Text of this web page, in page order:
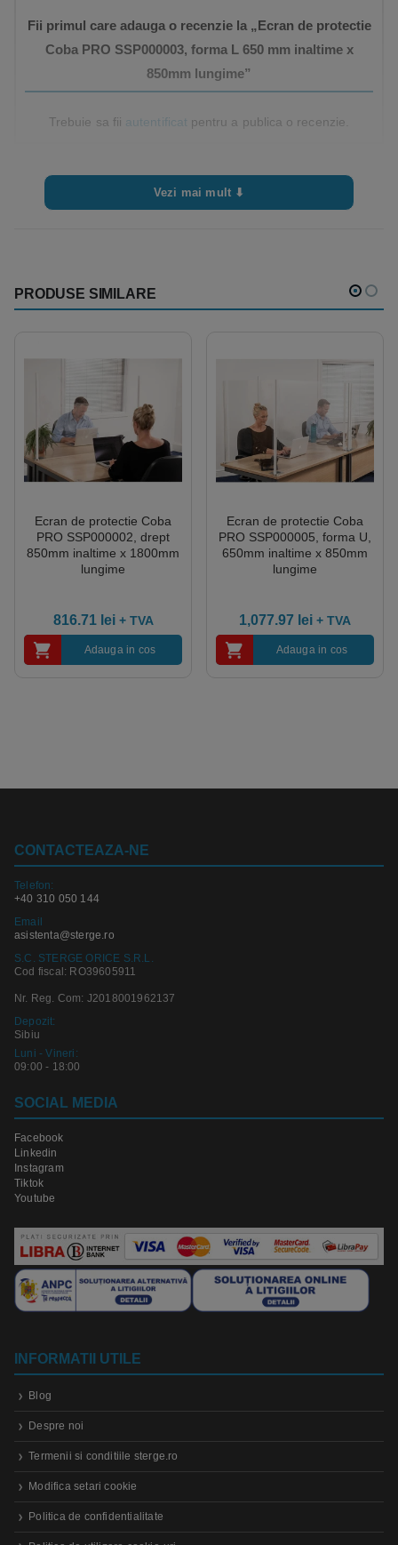
Fii primul care adauga o recenzie la „Ecran de protectie
Coba PRO SSP000003, forma L 650 mm inaltime x
850mm lungime”
Trebuie sa fii autentificat pentru a publica o recenzie.
Vezi mai mult ⬇
PRODUSE SIMILARE
Ecran de protectie Coba
PRO SSP000002, drept
850mm inaltime x 1800mm
lungime
816.71 lei + TVA
Adauga in cos
Ecran de protectie Coba
PRO SSP000005, forma U,
650mm inaltime x 850mm
lungime
1,077.97 lei + TVA
Adauga in cos
CONTACTEAZA-NE
Telefon:
+40 310 050 144
Email
asistenta@sterge.ro
S.C. STERGE ORICE S.R.L.
Cod fiscal: RO39605911
Nr. Reg. Com: J2018001962137
Depozit:
Sibiu
Luni - Vineri:
09:00 - 18:00
SOCIAL MEDIA
Facebook
Linkedin
Instagram
Tiktok
Youtube
INFORMATII UTILE
Blog
Despre noi
Termenii si conditiile sterge.ro
Modifica setari cookie
Politica de confidentialitate